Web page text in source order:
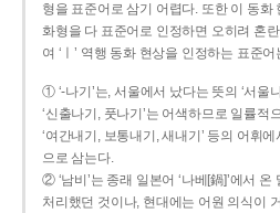
형을 표준어로 삼기 어렵다. 또한 이 동화
화형을 다 표준어로 인정하면 오히려 혼
여 ‘ㅣ’ 역행 동화 현상을 인정하는 표준
① ‘-나기’는, 서울에서 났다는 뜻의 ‘서울
‘신출나기, 풋나기’는 어색하므로 일률적
‘여간내기, 보통내기, 새내기’ 등의 어휘
으로 삼는다.
② ‘남비’는 종래 일본어 ‘나베[鍋]’에서
처리했던 것이나, 현대에는 어원 의식이